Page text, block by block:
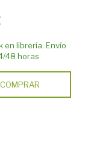
en librería. Envío
48 horas
COMPRAR